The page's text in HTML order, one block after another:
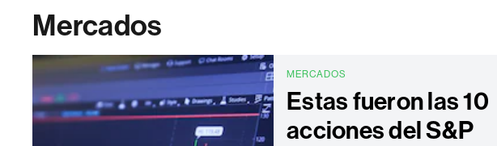
Mercados
MERCADOS
Estas fueron las 10
acciones del S&P